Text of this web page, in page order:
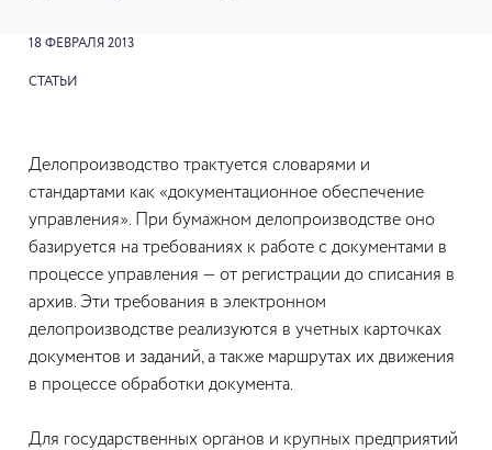
18 ФЕВРАЛЯ 2013
СТАТЬИ
Делопроизводство трактуется словарями и
стандартами как «документационное обеспечение
управления». При бумажном делопроизводстве оно
базируется на требованиях к работе с документами в
процессе управления — от регистрации до списания в
архив. Эти требования в электронном
делопроизводстве реализуются в учетных карточках
документов и заданий, а также маршрутах их движения
в процессе обработки документа.
Для государственных органов и крупных предприятий